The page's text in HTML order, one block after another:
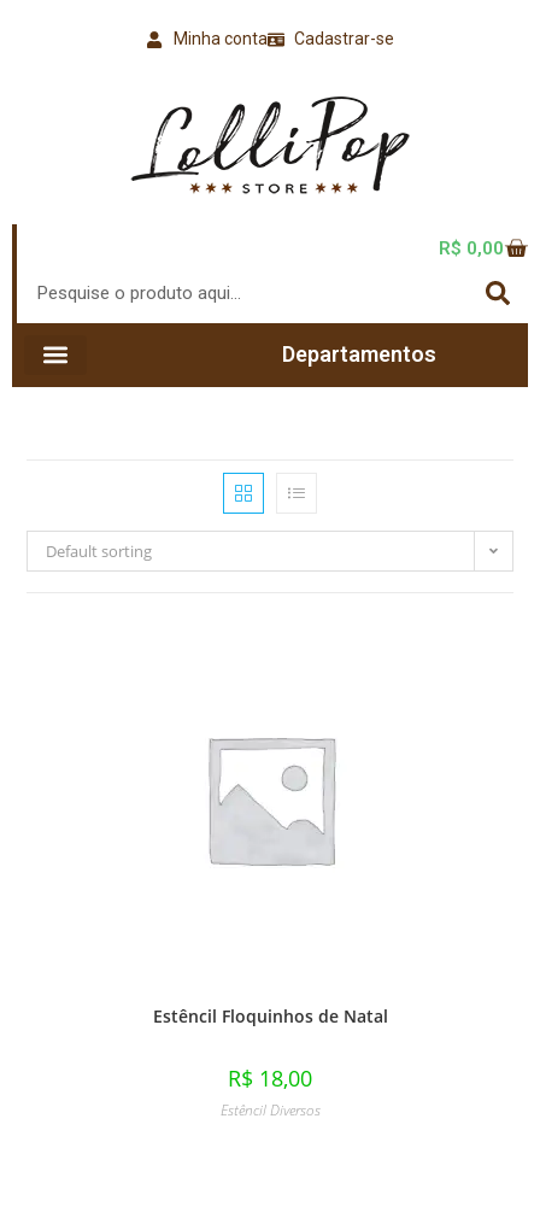
Cadastrar-se
Minha conta
R$ 0,00
Departamentos
Default sorting
Estêncil Floquinhos de Natal
R$ 18,00
Estêncil Diversos